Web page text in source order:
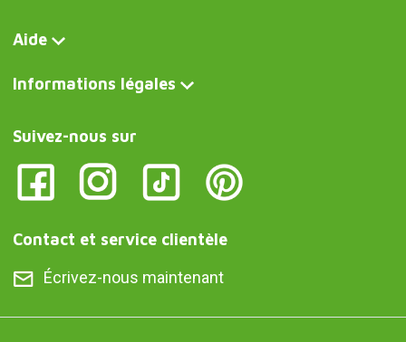
Aide
Informations légales
Suivez-nous sur
Contact et service clientèle
Écrivez-nous maintenant